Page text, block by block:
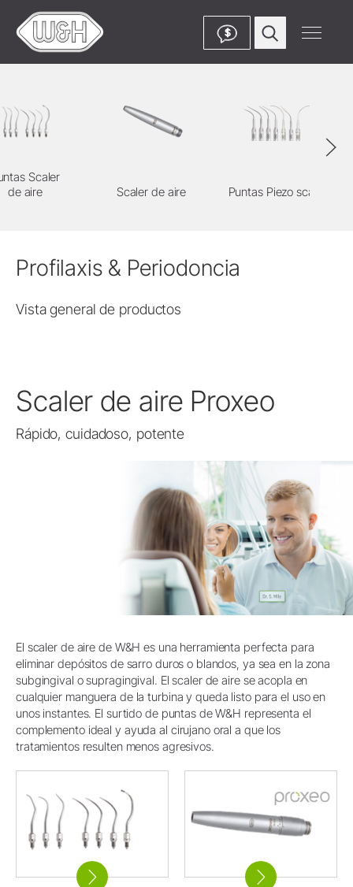
$
Scaler
de aire
Scaler de aire Puntas Piezo scaler
Profilaxis & Periodoncia
Vista general de productos
Scaler de aire Proxeo
Rápido, cuidadoso, potente
El scaler de aire de W&H es una herramienta perfecta para
eliminar depósitos de sarro duros o blandos, ya sea en la zona
subgingival o supragingival. El scaler de aire se acopla en
cualquier manguera de la turbina y queda listo para el uso en
unos instantes. El surtido de puntas de W&H representa el
complemento ideal y ayuda al cirujano oral a que los
tratamientos resulten menos agresivos.